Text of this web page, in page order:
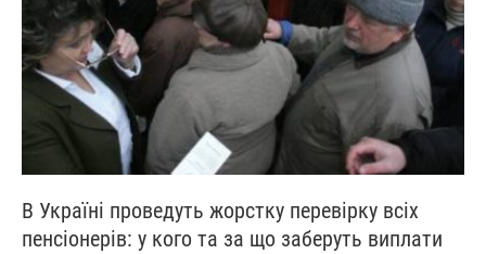
В Україні проведуть жорстку перевірку всіх
пенсіонерів: у кого та за що заберуть виплати